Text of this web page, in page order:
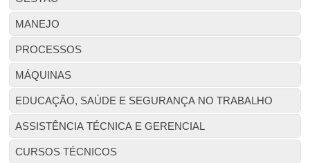
MANEJO
PROCESSOS
MÁQUINAS
EDUCAÇÃO, SAÚDE E SEGURANÇA NO TRABALHO
ASSISTÊNCIA TÉCNICA E GERENCIAL
CURSOS TÉCNICOS